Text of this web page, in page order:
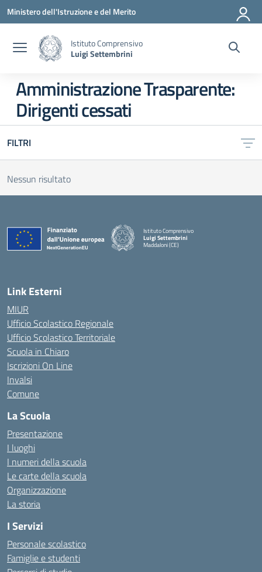
Vai ai contenuti
Vai al menu di navigazione
Vai al footer
Ministero dell'Istruzione e del Merito
Istituto Comprensivo
Luigi Settembrini
Amministrazione Trasparente:
Dirigenti cessati
FILTRI
Nessun risultato
Istituto Comprensivo
Luigi Settembrini
Maddaloni (CE)
Link Esterni
MIUR
Ufficio Scolastico Regionale
Ufficio Scolastico Territoriale
Scuola in Chiaro
Iscrizioni On Line
Invalsi
Comune
La Scuola
Presentazione
I luoghi
I numeri della scuola
Le carte della scuola
Organizzazione
La storia
I Servizi
Personale scolastico
Famiglie e studenti